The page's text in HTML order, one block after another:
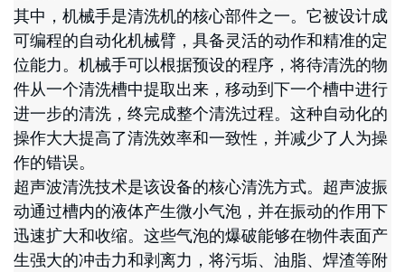
其中，机械手是清洗机的核心部件之一。它被设计成
可编程的自动化机械臂，具备灵活的动作和精准的定
位能力。机械手可以根据预设的程序，将待清洗的物
件从一个清洗槽中提取出来，移动到下一个槽中进行
进一步的清洗，终完成整个清洗过程。这种自动化的
操作大大提高了清洗效率和一致性，并减少了人为操
作的错误。
超声波清洗技术是该设备的核心清洗方式。超声波振
动通过槽内的液体产生微小气泡，并在振动的作用下
迅速扩大和收缩。这些气泡的爆破能够在物件表面产
生强大的冲击力和剥离力，将污垢、油脂、焊渣等附